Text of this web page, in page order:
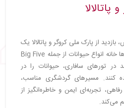
از پارک ملی کروگر و پاتالالا یک
تجربه رویایی است. این پارک‌ها خانه انواع حیوانات از جمله Big Five
در تورهای سافاری، حیوانات را در
کنند. مسیرهای گردشگری مناسب،
تجربه‌ای ایمن و خاطره‌انگیز از
می‌کند.